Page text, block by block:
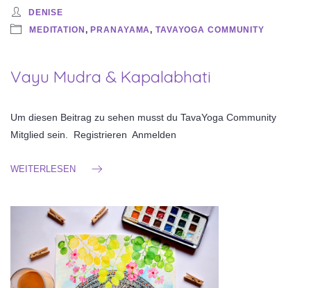
DENISE
MEDITATION , PRANAYAMA,TAVAYOGA COMMUNITY
Vayu Mudra & Kapalabhati
Um diesen Beitrag zu sehen musst du TavaYoga Community
Mitglied sein. Registrieren Anmelden
WEITERLESEN